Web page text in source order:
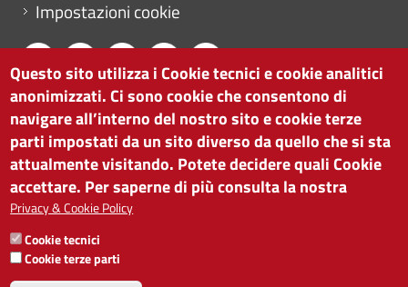
Impostazioni cookie
CAMERA DI COMMERCIO DI BOLZANO
via Alto Adige 60 | I-39100 Bolzano
tel. 0471 945 511 |info@camcom.bz.it
Partita IVA: 00376420212
ISTITUTO PER LA PROMOZIONE DELLO
SVILUPPO ECONOMICO
Partita IVA: 01716880214
Questo sito utilizza i Cookie tecnici e cookie analitici
anonimizzati. Ci sono cookie che consentono di
navigare all’interno del nostro sito e cookie terze
parti impostati da un sito diverso da quello che si sta
attualmente visitando. Potete decidere quali Cookie
accettare. Per saperne di più consulta la nostra
Privacy & Cookie Policy
Cookie tecnici
Cookie terze parti